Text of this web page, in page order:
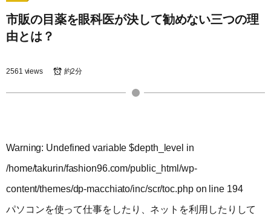
市販の目薬を眼科医が決して勧めない三つの理
由とは？
2561 views 約2分
Warning: Undefined variable $depth_level in
/home/takurin/fashion96.com/public_html/wp-
content/themes/dp-macchiato/inc/scr/toc.phpon line 194
パソコンを使って仕事をしたり、ネットを利用したりして